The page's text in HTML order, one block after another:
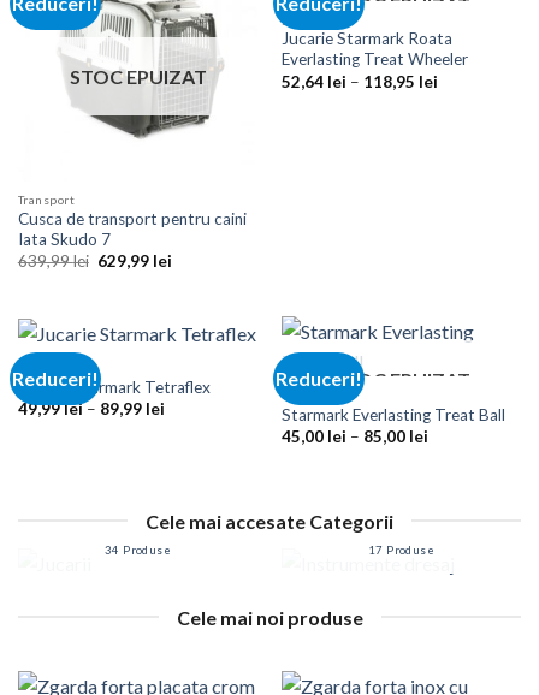
STOC EPUIZAT
Transport
Cusca de transport pentru caini
Iata Skudo 7
639,99lei Prețul
inițial
629,99 leiPrețul
Jucarii
Jucarie Starmark Roata
Everlasting Treat Wheeler
52,64 lei – 118,95 leiInterval
Reduceri!
Jucarie Starmark Tetraflex
49,99lei– 89,99 leiInterval
Reduceri!STOC EPUIZAT
Jucarii
Starmark Everlasting Treat Ball
45,00 lei – 85,00 leiInterval
Cele mai accesate Categorii
Jucarii
34 Produse
Instrumente dresaj
17 Produse
Cele mai noi produse